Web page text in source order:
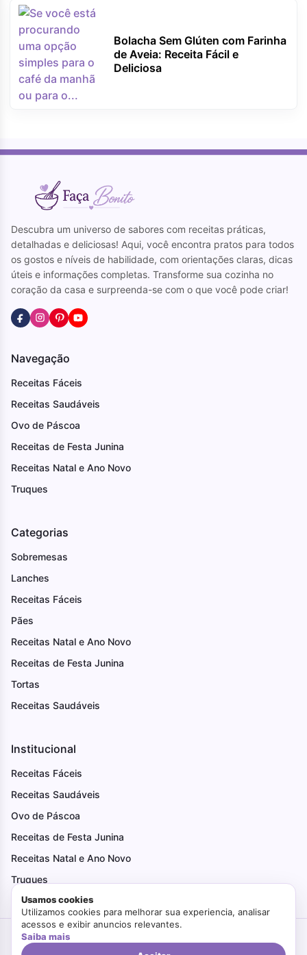
Bolacha Sem Glúten com Farinha
de Aveia: Receita Fácil e
Deliciosa
Descubra um universo de sabores com receitas práticas,
detalhadas e deliciosas! Aqui, você encontra pratos para todos
os gostos e níveis de habilidade, com orientações claras, dicas
úteis e informações completas. Transforme sua cozinha no
coração da casa e surpreenda-se com o que você pode criar!
Navegação
Receitas Fáceis
Receitas Saudáveis
Ovo de Páscoa
Receitas de Festa Junina
Receitas Natal e Ano Novo
Truques
Categorias
Sobremesas
Lanches
Receitas Fáceis
Pães
Receitas Natal e Ano Novo
Receitas de Festa Junina
Tortas
Receitas Saudáveis
Institucional
Receitas Fáceis
Receitas Saudáveis
Ovo de Páscoa
Receitas de Festa Junina
Receitas Natal e Ano Novo
Truques
Criado com Amor
Usamos cookies
Utilizamos cookies para melhorar sua experiencia, analisar
acessos e exibir anuncios relevantes.
Saiba mais